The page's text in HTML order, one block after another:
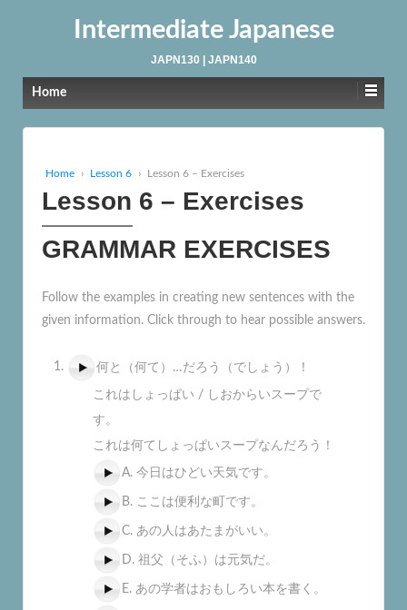
Intermediate Japanese
JAPN130 | JAPN140
Home
Home › Lesson 6 › Lesson 6 – Exercises
Lesson 6 – Exercises
GRAMMAR EXERCISES
Follow the examples in creating new sentences with the
given information. Click through to hear possible answers.
何と（何て）…だろう（でしょう）！
これはしょっぱい / しおからいスープで
す。
これは何てしょっぱいスープなんだろう！
A. 今日はひどい天気です。
B. ここは便利な町です。
C. あの人はあたまがいい。
D. 祖父（そふ）は元気だ。
E. あの学者はおもしろい本を書く。